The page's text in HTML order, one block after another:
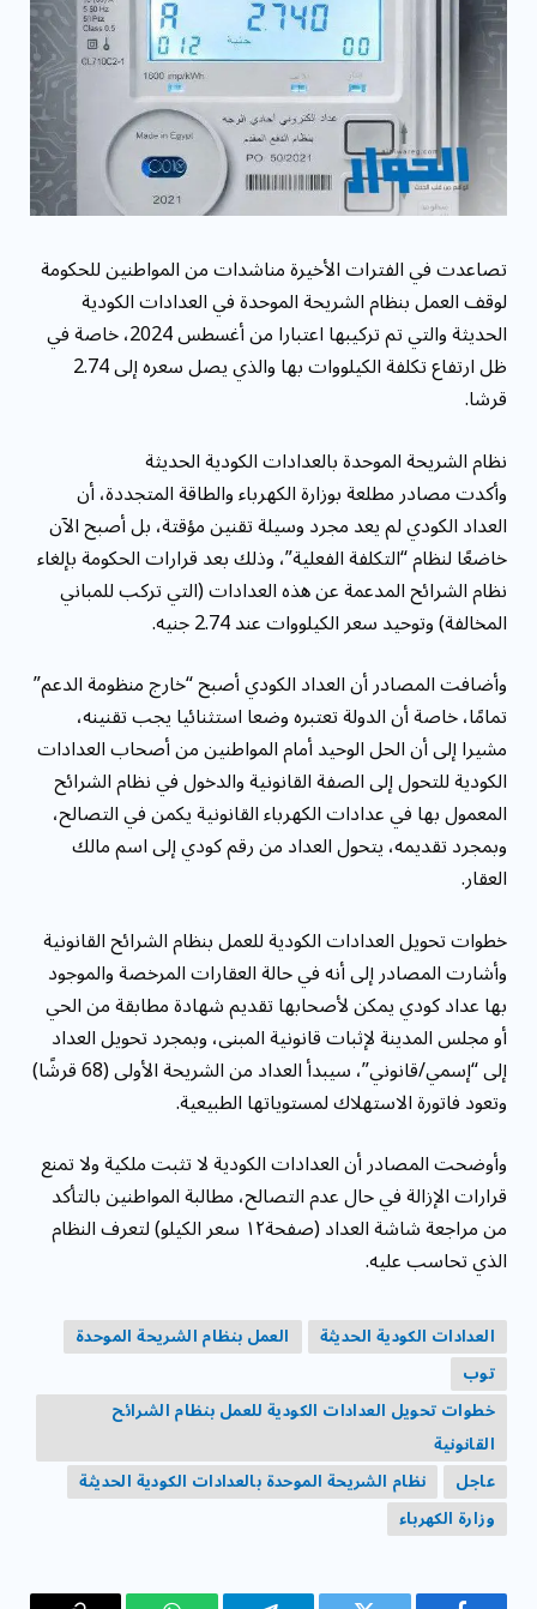
بحلول ...
تصاعدت في الفترات الأخيرة مناشدات من المواطنين للحكومة
لوقف العمل بنظام الشريحة الموحدة في العدادات الكودية
الحديثة والتي تم تركيبها اعتبارا من أغسطس 2024، خاصة في
ظل ارتفاع تكلفة الكيلووات بها والذي يصل سعره إلى 2.74
قرشا.
نظام الشريحة الموحدة بالعدادات الكودية الحديثة
وأكدت مصادر مطلعة بوزارة الكهرباء والطاقة المتجددة، أن
العداد الكودي لم يعد مجرد وسيلة تقنين مؤقتة، بل أصبح الآن
خاضعًا لنظام “التكلفة الفعلية”، وذلك بعد قرارات الحكومة بإلغاء
نظام الشرائح المدعمة عن هذه العدادات (التي تركب للمباني
المخالفة) وتوحيد سعر الكيلووات عند 2.74 جنيه.
وأضافت المصادر أن العداد الكودي أصبح “خارج منظومة الدعم”
تمامًا، خاصة أن الدولة تعتبره وضعا استثنائيا يجب تقنينه،
مشيرا إلى أن الحل الوحيد أمام المواطنين من أصحاب العدادات
الكودية للتحول إلى الصفة القانونية والدخول في نظام الشرائح
المعمول بها في عدادات الكهرباء القانونية يكمن في التصالح،
وبمجرد تقديمه، يتحول العداد من رقم كودي إلى اسم مالك
العقار.
خطوات تحويل العدادات الكودية للعمل بنظام الشرائح القانونية
وأشارت المصادر إلى أنه في حالة العقارات المرخصة والموجود
بها عداد كودي يمكن لأصحابها تقديم شهادة مطابقة من الحي
أو مجلس المدينة لإثبات قانونية المبنى، وبمجرد تحويل العداد
إلى “إسمي/قانوني”، سيبدأ العداد من الشريحة الأولى (68 قرشًا)
وتعود فاتورة الاستهلاك لمستوياتها الطبيعية.
وأوضحت المصادر أن العدادات الكودية لا تثبت ملكية ولا تمنع
قرارات الإزالة في حال عدم التصالح، مطالبة المواطنين بالتأكد
من مراجعة شاشة العداد (صفحة١٢ سعر الكيلو) لتعرف النظام
الذي تحاسب عليه.
العدادات الكودية الحديثة
العمل بنظام الشريحة الموحدة
توب
خطوات تحويل العدادات الكودية للعمل بنظام الشرائح
القانونية
عاجل
نظام الشريحة الموحدة بالعدادات الكودية الحديثة
وزارة الكهرباء